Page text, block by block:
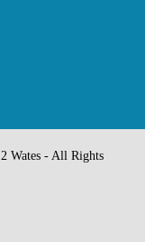
Wates - All Rights